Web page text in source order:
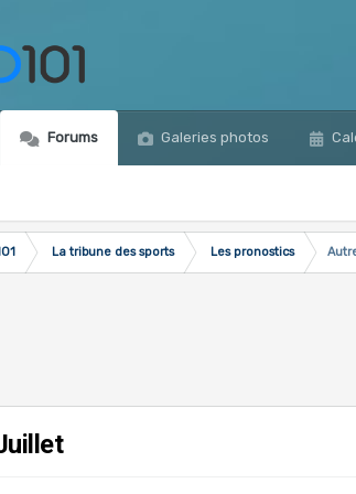
Forums Galeries photos
La tribune des sports Les pronostics